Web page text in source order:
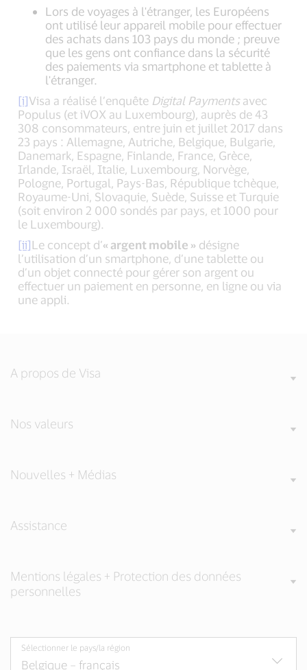
Lors de voyages à l'étranger, les Européens
ont utilisé leur appareil mobile pour effectuer
des achats dans 103 pays du monde ; preuve
que les gens ont confiance dans la sécurité
des paiements via smartphone et tablette à
l'étranger.
[i]Visa a réalisé l’enquête Digital Paymentsavec
Populus (et iVOX au Luxembourg), auprès de 43
308 consommateurs, entre juin et juillet 2017 dans
23 pays : Allemagne, Autriche, Belgique, Bulgarie,
Danemark, Espagne, Finlande, France, Grèce,
Irlande, Israël, Italie, Luxembourg, Norvège,
Pologne, Portugal, Pays-Bas, République tchèque,
Royaume-Uni, Slovaquie, Suède, Suisse et Turquie
(soit environ 2 000 sondés par pays, et 1000 pour
le Luxembourg).
[ii] Le concept d’« argent mobile » désigne
l’utilisation d’un smartphone, d’une tablette ou
d’un objet connecté pour gérer son argent ou
effectuer un paiement en personne, en ligne ou via
une appli.
A propos de Visa
Nos valeurs
Nouvelles + Médias
Assistance
Mentions légales + Protection des données
personnelles
Sélectionner le pays/la région